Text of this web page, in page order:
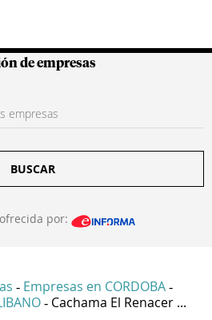
Colombianas
de empresas
BUSCAR
por:
- Empresas en CORDOBA -
- Cachama El Renacer ...